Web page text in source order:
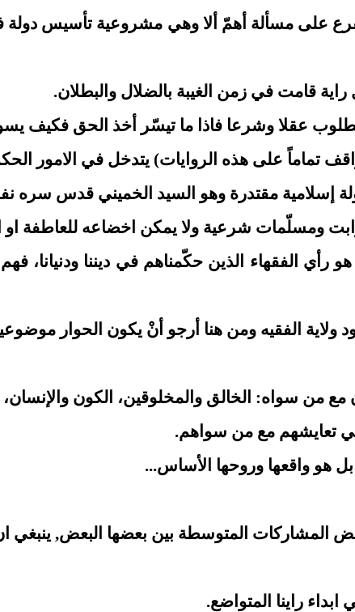
على مسألة أهمّ ألا وهي مشروعية تأسيس دولة
قامت في زمن الغيبة بالضلال والبطلان.
عقلا وشرعا فاذا ما تيسّر أخذ الحق فكيف
تماماً على هذه الروايات) يتدخل في الامور
إسلامية مقتدرة وهو السيد الخميني قدس سره
ومسلّمات شرعية ولا يمكن اخضاعه للعاطفة
الفقهاء الذين حكّمناهم في ديننا ودنيانا،
الفقيه ومن هنا أرجو أنْ يكون الحوار
مع من سواه: الخالق والمخلوقين، الكون والإنسان،
في تعايشهم مع من سواهم.
هو واقعها وروحها الأساس...
المتوسطة بين بعضها البعض, ينبغي ان
راينا المتواضع.